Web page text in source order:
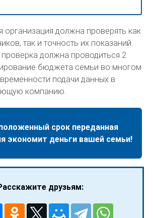
должна проверять как
так и точность их показаний.
проверка должна проводиться 2
бюджета семьи во многом
подачи данных в
компанию.
срок переданная
экономит деньги вашей семьи!
друзьям: